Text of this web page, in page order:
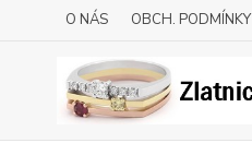
O NÁS OBCH. PODMÍNKY